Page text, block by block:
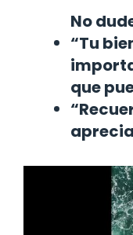
No
“Tu
que